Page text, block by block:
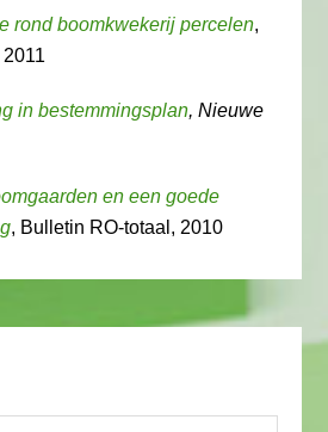
rond boomkwekerij percelen,
in bestemmingsplan, Nieuwe
en een goede
, Bulletin RO-totaal, 2010